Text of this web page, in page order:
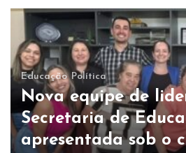
Educação Política
Nova equipe de
Secretaria de
apresentada sob o